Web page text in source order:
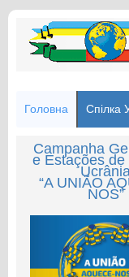
Головна Спілка
Campanha
e Estações de
“A UNIÃO
NOS”